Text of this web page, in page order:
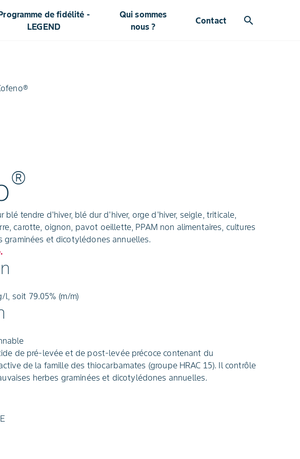
de fidélité -
LEGEND
Qui sommes
nous ?
Contact search
®
blé tendre d'hiver, blé dur d'hiver, orge d'hiver, seigle, triticale,
carotte, oignon, pavot oeillette, PPAM non alimentaires, cultures
graminées et dicotylédones annuelles.
l, soit 79.05% (m/m)
de pré-levée et de post-levée précoce contenant du
de la famille des thiocarbamates (groupe HRAC 15). Il contrôle
herbes graminées et dicotylédones annuelles.